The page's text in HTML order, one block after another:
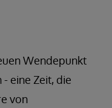
Wendepunkt
eine Zeit, die
von